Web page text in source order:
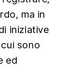
ma in
iniziative
sono
ed